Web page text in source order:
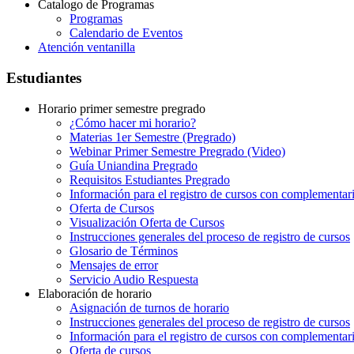
Catalogo de Programas
Programas
Calendario de Eventos
Atención ventanilla
Estudiantes
Horario primer semestre pregrado
¿Cómo hacer mi horario?
Materias 1er Semestre (Pregrado)
Webinar Primer Semestre Pregrado (Video)
Guía Uniandina Pregrado
Requisitos Estudiantes Pregrado
Información para el registro de cursos con
Oferta de Cursos
Visualización Oferta de Cursos
Instrucciones generales del proceso de registro de cursos
Glosario de Términos
Mensajes de error
Servicio Audio Respuesta
Elaboración de horario
Asignación de turnos de horario
Instrucciones generales del proceso de registro de cursos
Información para el registro de cursos con
Oferta de cursos